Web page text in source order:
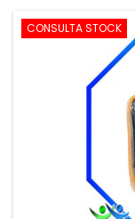
CONSULTA STOCK